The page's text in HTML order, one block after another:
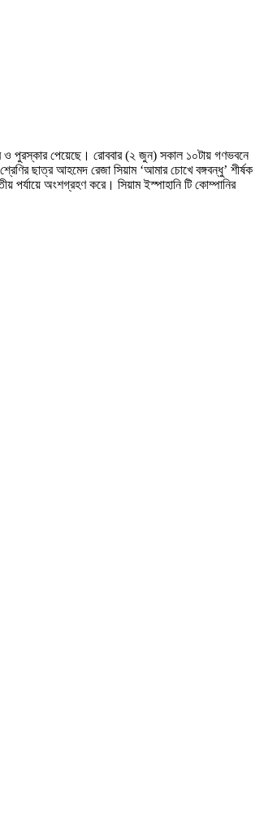
ও পুরস্কার পেয়েছে। রোববার (২ জুন) সকাল ১০টায় গণভবনে
ছাত্র আহমেদ রেজা সিয়াম ‘আমার চোখে বঙ্গবন্ধু’ শীর্ষক
পর্যায়ে অংশগ্রহণ করে। সিয়াম ইস্পাহানি টি কোম্পানির